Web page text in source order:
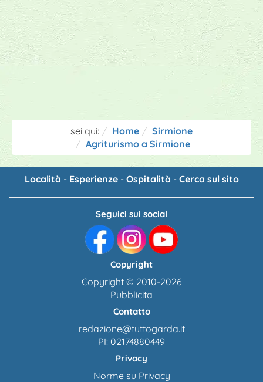
sei qui: Home
Sirmione
Agriturismo a Sirmione
Località - Esperienze- Ospitalità - Cerca sul sito
Seguici sui social
Copyright
Copyright © 2010-2026
Pubblicita
Contatto
redazione@tuttogarda.it
PI: 02174880449
Privacy
Norme su Privacy